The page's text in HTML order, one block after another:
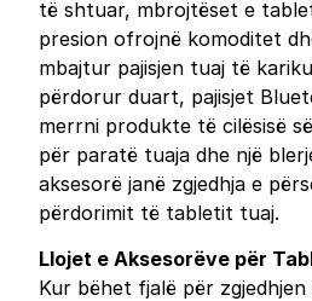
të shtuar, mbrojtëset e
presion ofrojnë komoditet
mbajtur pajisjen tuaj të
përdorur duart, pajisjet
merrni produkte të cilësisë
për paratë tuaja dhe një
aksesorë janë zgjedhja e
përdorimit të tabletit tuaj.
Llojet e Aksesorëve për
Kur bëhet fjalë për